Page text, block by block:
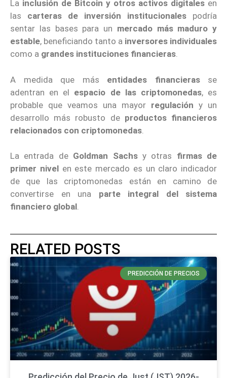
La inclusión de Bitcoin y otros activos digitales en
las carteras de inversión institucionales podría
sentar las bases para un mercado más maduro y
estable, beneficiando tanto a inversores individuales
como a grandes instituciones financieras.
A medida que más entidades financierasse
adentran en el espacio de las criptomonedas, es
probable que veamos una mayor regulación y un
desarrollo más robusto de productos financieros
relacionados con criptomonedas
La entrada de Goldman Sachsy otras firmas de
primer nivelen este mercado es un claro indicador
de que las criptomonedas están en camino de
convertirse en una parte integral del sistema
financiero global.
RELATED POSTS
PREDICCIÓN DE PRECIOS